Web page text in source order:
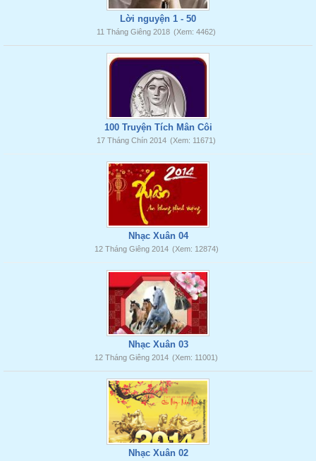
Lời nguyện 1 - 50
11 Tháng Giêng 2018 (Xem: 4462)
100 Truyện Tích Mân Côi
17 Tháng Chín 2014 (Xem: 11671)
Nhạc Xuân 04
12 Tháng Giêng 2014 (Xem: 12874)
Nhạc Xuân 03
12 Tháng Giêng 2014 (Xem: 11001)
Nhạc Xuân 02